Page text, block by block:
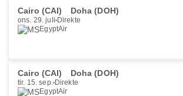
Cairo (CAI) Doha (DOH)
ons. 29. juli Direkte
EgyptAir
Cairo (CAI) Doha (DOH)
tir. 15. sep. Direkte
EgyptAir